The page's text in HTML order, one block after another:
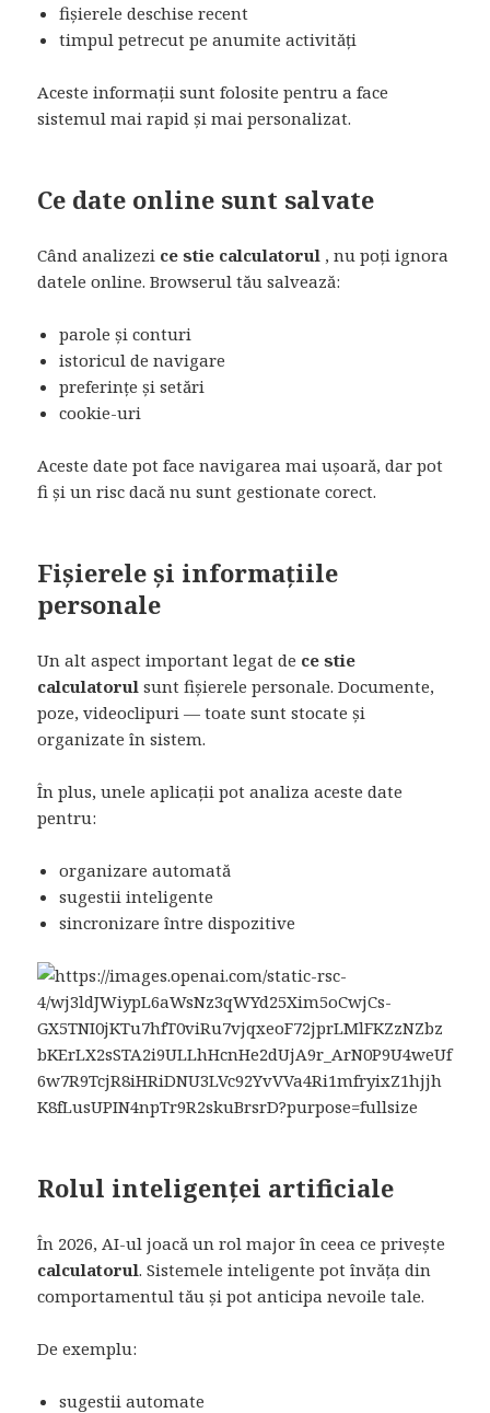
fișierele deschise recent
timpul petrecut pe anumite activități
Aceste informații sunt folosite pentru a face
sistemul mai rapid și mai personalizat.
Ce date online sunt salvate
Când analizezi ce stie calculatorul , nu poți ignora
datele online. Browserul tău salvează:
parole și conturi
istoricul de navigare
preferințe și setări
cookie-uri
Aceste date pot face navigarea mai ușoară, dar pot
fi și un risc dacă nu sunt gestionate corect.
Fișierele și informațiile
personale
Un alt aspect important legat de ce stie
calculatorul sunt fișierele personale. Documente,
poze, videoclipuri — toate sunt stocate și
organizate în sistem.
În plus, unele aplicații pot analiza aceste date
pentru:
organizare automată
sugestii inteligente
sincronizare între dispozitive
Rolul inteligenței artificiale
În 2026, AI-ul joacă un rol major în ceea ce privește
calculatorul. Sistemele inteligente pot învăța din
comportamentul tău și pot anticipa nevoile tale.
De exemplu:
sugestii automate